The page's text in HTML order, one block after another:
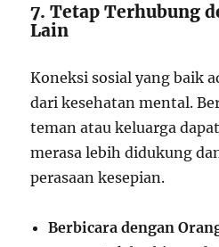
7. Tetap Terhubung
Lain
Koneksi sosial yang baik
dari kesehatan mental.
teman atau keluarga
merasa lebih didukung
perasaan kesepian.
Berbicara dengan